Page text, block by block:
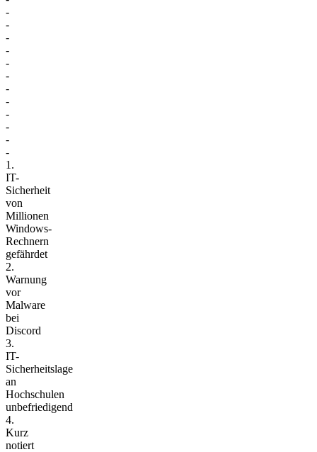
-
-
-
-
-
-
-
-
-
-
-
-
1.
IT-
Sicherheit
von
Millionen
Windows-
Rechnern
gefährdet
2.
Warnung
vor
Malware
bei
Discord
3.
IT-
Sicherheitslage
an
Hochschulen
unbefriedigend
4.
Kurz
notiert